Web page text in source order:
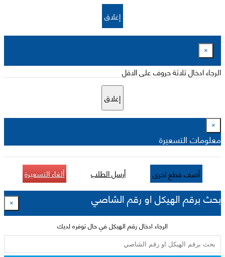
إغلاق
×
الرجاء ادخال ثلاثة حروف على الاقل
إغلاق
×
معلومات التسعيرة
أضف قطع اخرى أرسل الطلب ألغاء التسعيرة
بحث برقم الهيكل او رقم الشاصي ×
الرجاء ادخال رقم الهيكل في حال توفره لديك